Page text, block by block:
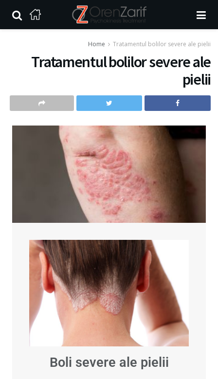
Home Tratamentul bolilor severe ale pielii
Tratamentul bolilor severe ale
pielii
Boli severe ale pielii